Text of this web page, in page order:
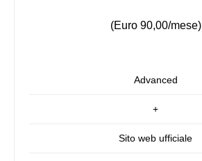
(Euro 90,00/mese)
Advanced
+
Sito web ufficiale